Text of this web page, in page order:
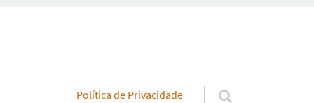
Pular para o conteúdo
Política de Privacidade